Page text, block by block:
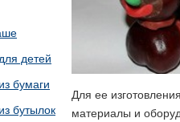
детей
бумаги
бутылок
Для ее
материалы и